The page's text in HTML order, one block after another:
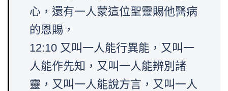
心，還有一人蒙這位聖靈賜他醫病
的恩賜，
12:10 又叫一人能行異能，又叫一
人能作先知，又叫一人能辨別諸
靈，又叫一人能說方言，又叫一人